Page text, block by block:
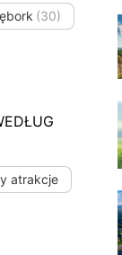
(30)
atrakcje